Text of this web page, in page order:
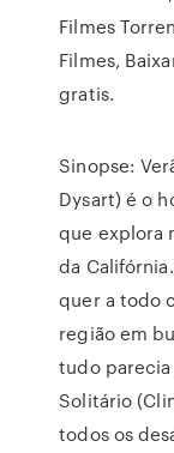
Filmes
Filmes,
gratis.
Sinopse:
Dysart) é o
que explora
da
quer a todo
região em
tudo
Solitário
todos os